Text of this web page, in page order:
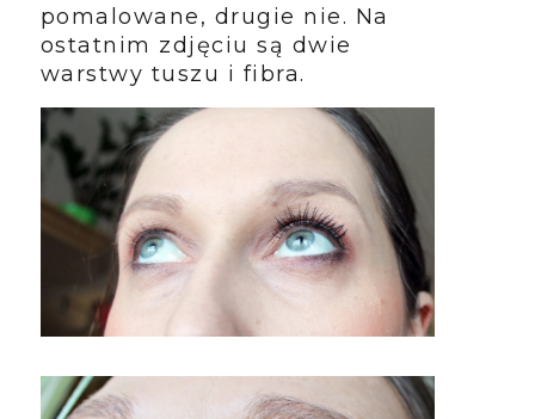
pomalowane, drugie nie. Na
ostatnim zdjęciu są dwie
warstwy tuszu i fibra.